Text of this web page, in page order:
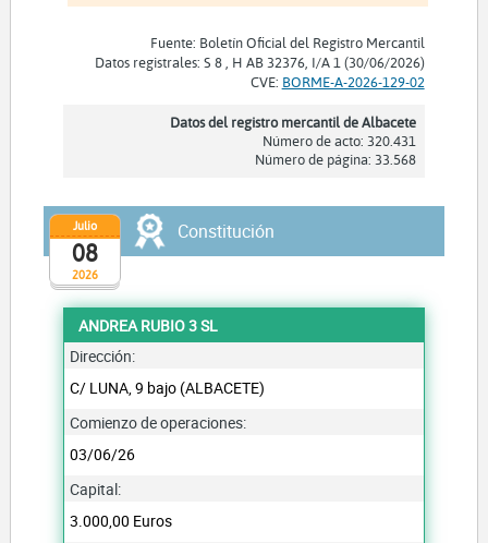
Fuente: Boletín Oficial del Registro Mercantil
Datos registrales: S 8 , H AB 32376, I/A 1 (30/06/2026)
CVE: BORME-A-2026-129-02
Datos del registro mercantil de Albacete
Número de acto: 320.431
Número de página: 33.568
2026
Julio
08
Constitución
ANDREA RUBIO 3 SL
Dirección:
C/ LUNA, 9 bajo (ALBACETE)
Comienzo de operaciones:
03/06/26
Capital:
3.000,00 Euros